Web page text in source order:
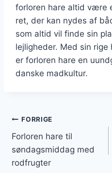
forloren hare altid være
ret, der kan nydes af
som altid vil finde sin
lejligheder. Med sin rige
er forloren hare en
danske madkultur.
FORRIGE
Forloren hare til
søndagsmiddag med
rodfrugter